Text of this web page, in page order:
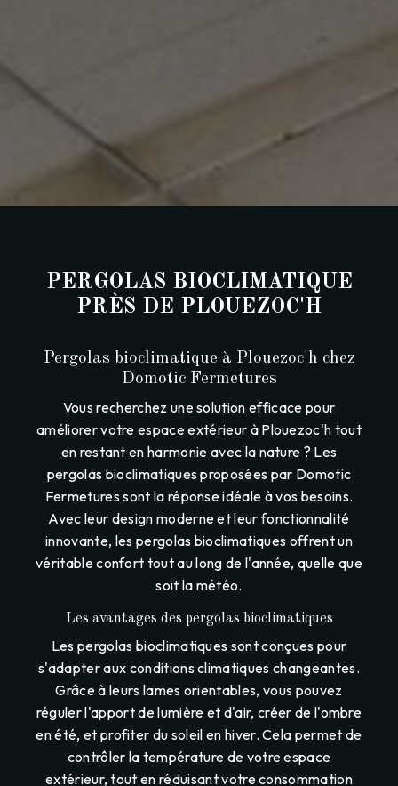
PERGOLAS BIOCLIMATIQUE
PRÈS DE PLOUEZOC'H
Pergolas bioclimatique à Plouezoc'h chez
Domotic Fermetures
Vous recherchez une solution efficace pour
améliorer votre espace extérieur à Plouezoc'h tout
en restant en harmonie avec la nature ? Les
pergolas bioclimatiques proposées par Domotic
Fermetures sont la réponse idéale à vos besoins.
Avec leur design moderne et leur fonctionnalité
innovante, les pergolas bioclimatiques offrent un
véritable confort tout au long de l'année, quelle que
soit la météo.
Les avantages des pergolas bioclimatiques
Les pergolas bioclimatiques sont conçues pour
s'adapter aux conditions climatiques changeantes.
Grâce à leurs lames orientables, vous pouvez
réguler l'apport de lumière et d'air, créer de l'ombre
en été, et profiter du soleil en hiver. Cela permet de
contrôler la température de votre espace
extérieur, tout en réduisant votre consommation